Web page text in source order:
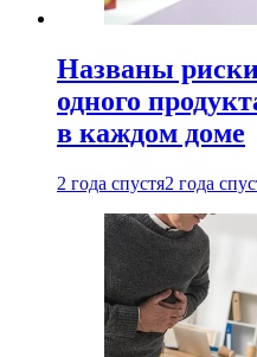
Названы
одного
в каждом доме
2 года спустя2 года